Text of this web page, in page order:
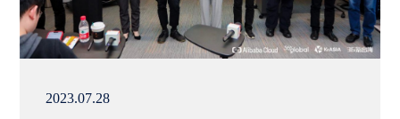
2023.07.28